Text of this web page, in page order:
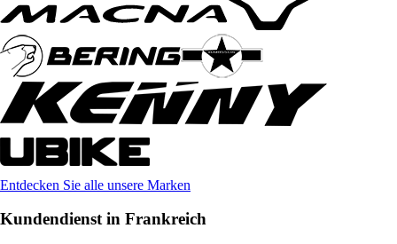
Entdecken Sie alle unsere Marken
Kundendienst in Frankreich